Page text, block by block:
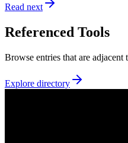
Read next
Referenced Tools
Browse entries that are
Explore directory